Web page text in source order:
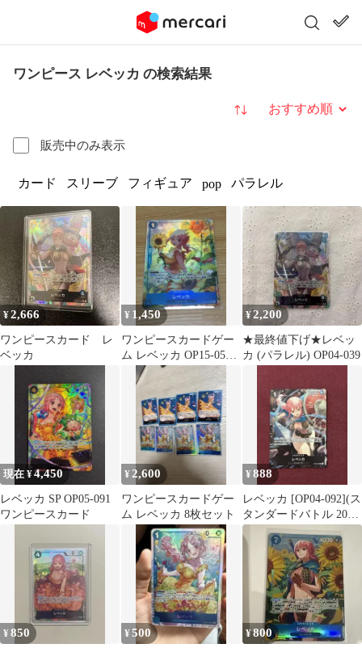
ワンピース レベッカ の検索結果
販売中のみ表示
並び替え
カード スリーブ フィギュア pop パラレル
¥2,666
ワンピースカード レ
ベッカ
¥ 1,450
ワンピースカードゲー
ム レベッカ OP15-053
SR パラレル 1枚
¥2,200
★最終値下げ★レベッ
カ (パラレル) OP04-039
現在 ¥4,450
レベッカ SP OP05-091
ワンピースカード
¥ 2,600
ワンピースカードゲー
ム レベッカ 8枚セット
¥888
レベッカ [OP04-092](ス
タンダードバトル 2024
年12月優勝記念品)
¥850 ¥500 ¥800